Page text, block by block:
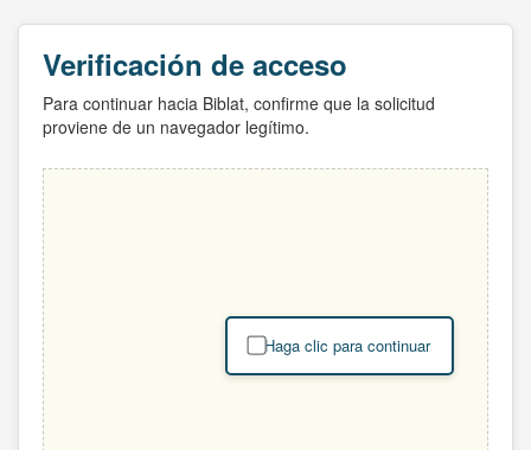
Verificación de acceso
Para continuar hacia Biblat, confirme que la solicitud
proviene de un navegador legítimo.
Haga clic para continuar